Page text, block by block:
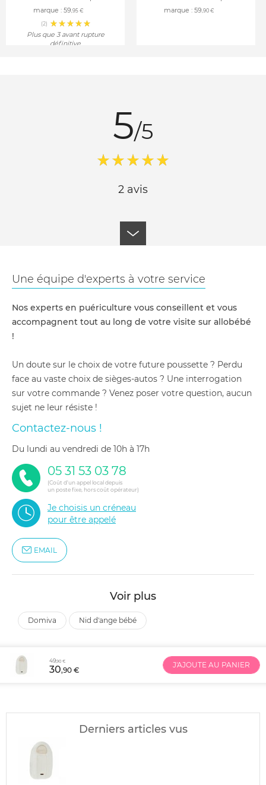
marque : 59,95 €
(2)
Plus que 3 avant rupture
définitive
marque : 59,90 €
5/5
2 avis
Une équipe d'experts à votre service
Nos experts en puériculture vous conseillent et vous
accompagnent tout au long de votre visite sur allobébé
!
Un doute sur le choix de votre future poussette ? Perdu
face au vaste choix de sièges-autos ? Une interrogation
sur votre commande ? Venez poser votre question, aucun
sujet ne leur résiste !
Contactez-nous !
du lundi au vendredi de 10h à 17h
05 31 53 03 78
(Coût d'un appel local depuis
un poste fixe, hors coût opérateur)
Je choisis un créneau
pour être appelé
EMAIL
Voir plus
domiva nid d'ange bébé
49,90 €
30,90 €
J'AJOUTE AU PANIER
Derniers articles vus